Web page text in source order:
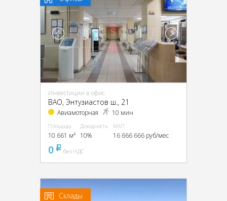
Инвестиции в офис
ВАО, Энтузиастов ш., 21
Авиамоторная 10 мин
Площадь
10 661 м²
Доходность
10%
МАП
16 666 666 руб/мес
0 pуббез НДС
Склады